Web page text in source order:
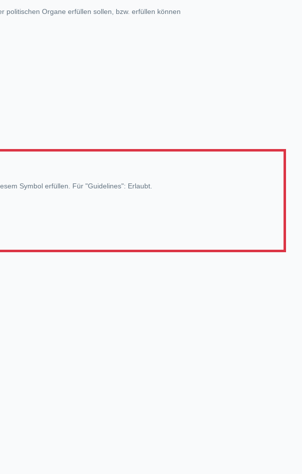
politischen Organe erfüllen sollen, bzw. erfüllen können
Symbol erfüllen. Für "Guidelines": Erlaubt.